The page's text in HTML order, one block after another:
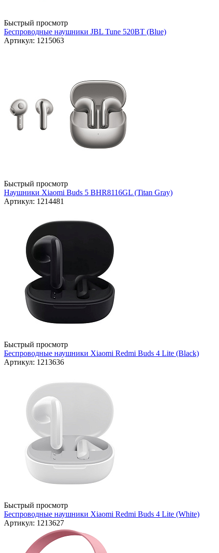
Быстрый просмотр
Беспроводные наушники JBL Tune 520BT (Blue)
Артикул: 1215063
Быстрый просмотр
Наушники Xiaomi Buds 5 BHR8116GL (Titan Gray)
Артикул: 1214481
Быстрый просмотр
Беспроводные наушники Xiaomi Redmi Buds 4 Lite (Black)
Артикул: 1213636
Быстрый просмотр
Беспроводные наушники Xiaomi Redmi Buds 4 Lite (White)
Артикул: 1213627